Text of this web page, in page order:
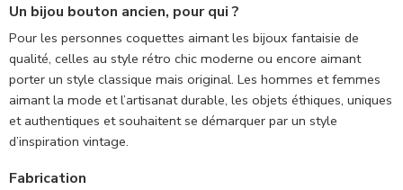
Un bijou bouton ancien, pour qui ?
Pour les personnes coquettes aimant les bijoux fantaisie de
qualité, celles au style rétro chic moderne ou encore aimant
porter un style classique mais original. Les hommes et femmes
aimant la mode et l’artisanat durable, les objets éthiques, uniques
et authentiques et souhaitent se démarquer par un style
d’inspiration vintage.
Fabrication